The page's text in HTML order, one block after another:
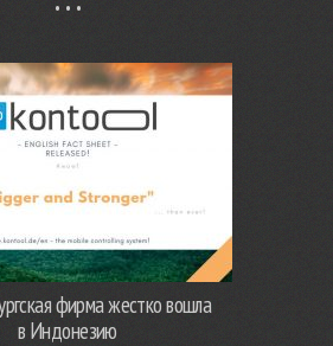
фирма жестко вошла
в Индонезию